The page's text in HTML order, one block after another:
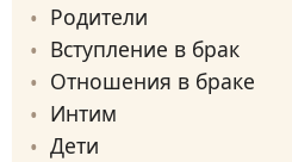
Родители
Вступление в брак
Отношения в браке
Интим
Дети